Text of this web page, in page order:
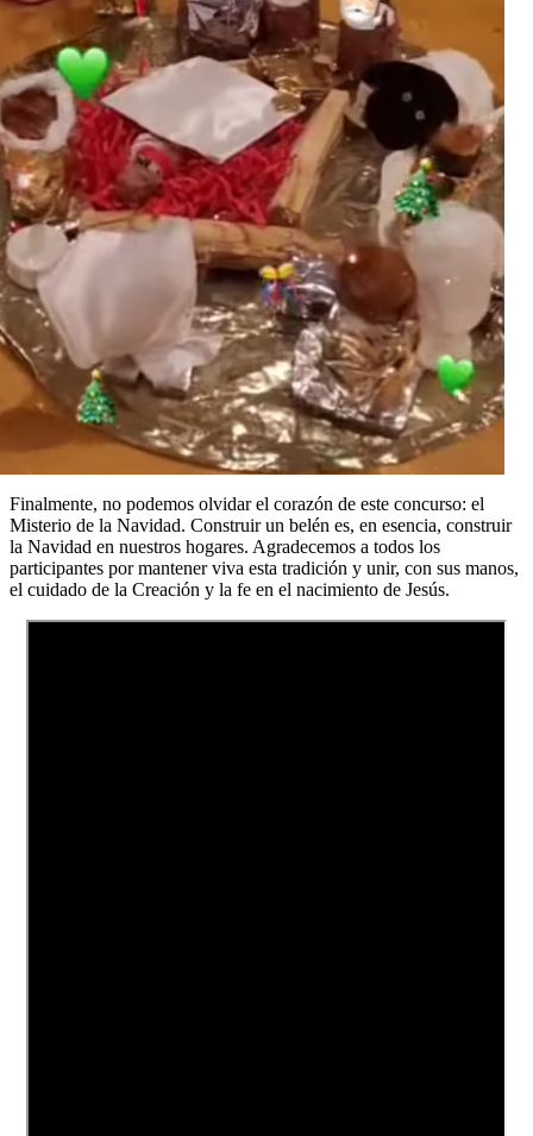
Finalmente, no podemos olvidar el corazón de este concurso: el
Misterio de la Navidad. Construir un belén es, en esencia, construir
la Navidad en nuestros hogares. Agradecemos a todos los
participantes por mantener viva esta tradición y unir, con sus manos,
el cuidado de la Creación y la fe en el nacimiento de Jesús.